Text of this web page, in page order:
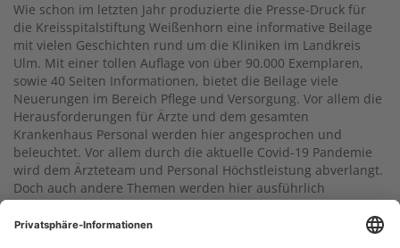
Wie schon im letzten Jahr produzierte die Presse-Druck für
die Kreisspitalstiftung Weißenhorn eine informative Beilage
mit vielen Geschichten rund um die Kliniken im Landkreis
Ulm. Mit einer tollen Auflage von über 90.000 Exemplaren,
sowie 40 Seiten Informationen, bietet die Beilage viele
Neuerungen im Bereich Pflege und Versorgung. Vor allem die
Herausforderungen für Ärzte und dem gesamten
Krankenhaus Personal werden hier angesprochen und
beleuchtet. Vor allem durch die aktuelle Covid-19 Pandemie
wird dem Ärzteteam und Personal Höchstleistung abverlangt.
Doch auch andere Themen werden hier ausführlich
in Bayern, hartnäckiges Schnarchen sowie viele weitere